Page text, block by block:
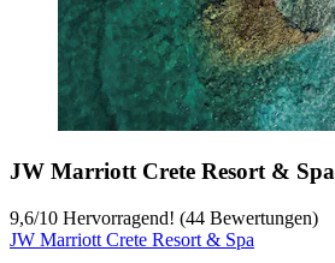
JW Marriott Crete Resort & Spa
9,6/10 Hervorragend! (44 Bewertungen)
JW Marriott Crete Resort & Spa